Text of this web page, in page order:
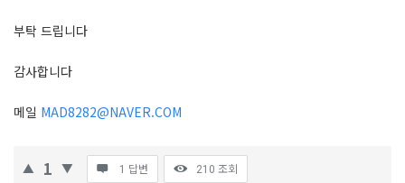
부탁 드립니다
감사합니다
메일 MAD8282@NAVER.COM
1 1 답변 210 조회